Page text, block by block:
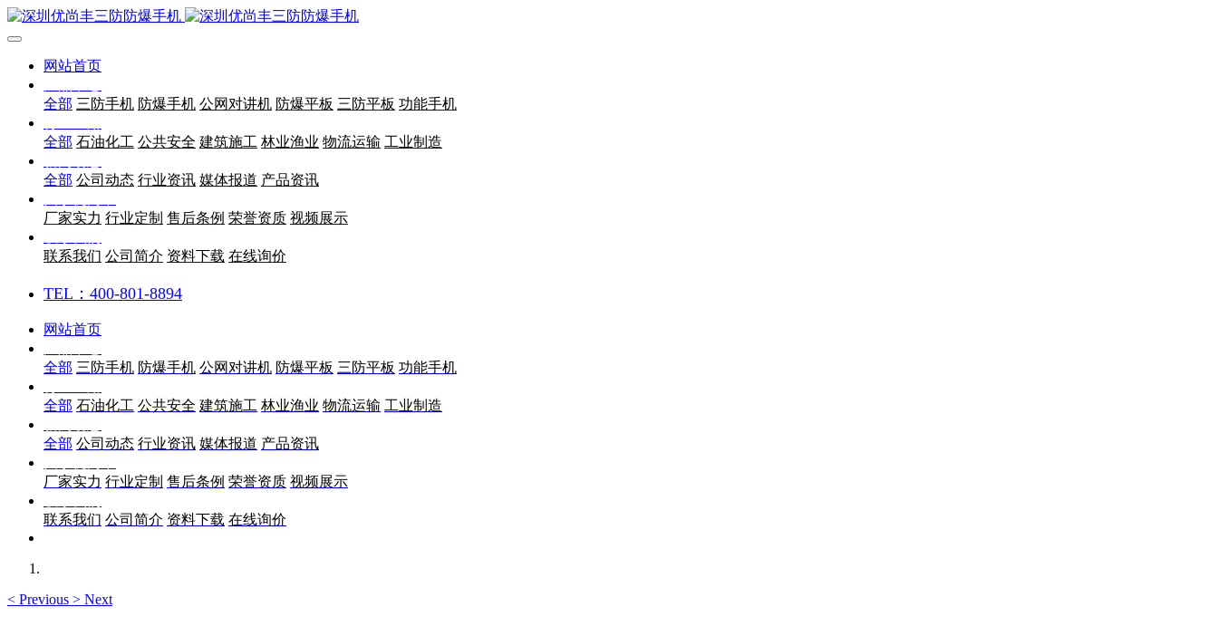
网站首页
全部 三防手机 防爆手机 公网对讲机 防爆平板 三防平板 功能手机
全部 石油化工 公共安全 建筑施工 林业渔业 物流运输 工业制造
全部 公司动态 行业资讯 媒体报道 产品资讯
厂家实力 行业定制 售后条例 荣誉资质 视频展示
联系我们 公司简介 资料下载 在线询价
TEL：400-801-8894
网站首页
全部 三防手机 防爆手机 公网对讲机 防爆平板 三防平板 功能手机
全部 石油化工 公共安全 建筑施工 林业渔业 物流运输 工业制造
全部 公司动态 行业资讯 媒体报道 产品资讯
厂家实力 行业定制 售后条例 荣誉资质 视频展示
联系我们 公司简介 资料下载 在线询价
< Previous > Next